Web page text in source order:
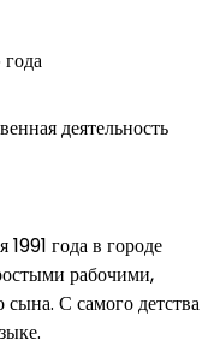
деятельность
года в городе
рабочими,
С самого детства